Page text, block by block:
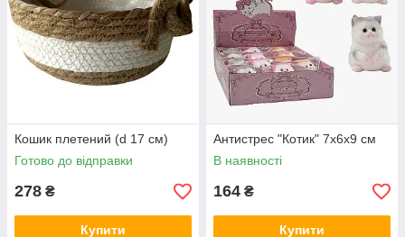
Кошик плетений (d 17 см)
Готово до відправки
278 ₴
Купити
Антистрес "Котик" 7х6х9 см
В наявності
164 ₴
Купити